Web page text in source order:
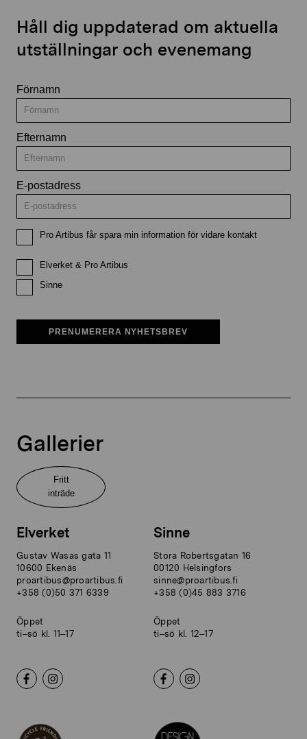
Håll dig uppdaterad om aktuella
utställningar och evenemang
Förnamn
Efternamn
E-postadress
Pro Artibus får spara min information för vidare kontakt
Elverket & Pro Artibus
Sinne
PRENUMERERA NYHETSBREV
Gallerier
Fritt
inträde
Elverket
Gustav Wasas gata 11
10600 Ekenäs
proartibus@proartibus.fi
+358 (0)50 371 6339
Öppet
ti–sö kl. 11–17
Sinne
Stora Robertsgatan 16
00120 Helsingfors
sinne@proartibus.fi
+358 (0)45 883 3716
Öppet
ti–sö kl. 12–17